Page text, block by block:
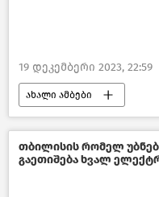
19 დეკემბერი 2023, 22:59
ახალი ამბები
მსოფლიოს ახალი ამბები
საქართველო
თბილისის რომელ
გაეთიშება ხვალ